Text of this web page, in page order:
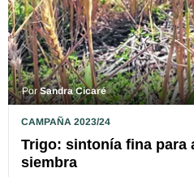
PorSandra Cicaré
CAMPAÑA 2023/24
Trigo: sintonía fina para
siembra